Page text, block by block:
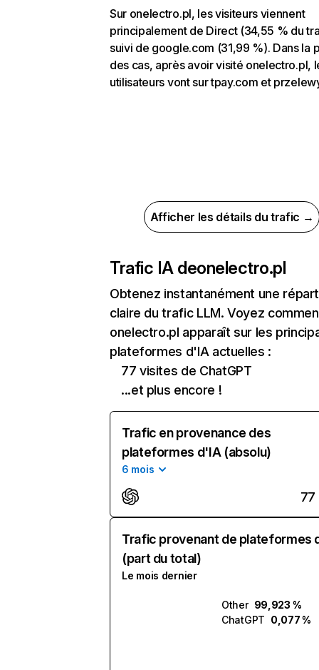
Sur onelectro.pl, les visiteurs viennent
principalement de Direct (34,55 % du
suivi de google.com (31,99 %). Dans la
des cas, après avoir visité onelectro.pl,
utilisateurs vont sur tpay.com et
Afficher les détails du trafic →
Trafic IA deonelectro.pl
Obtenez instantanément une
claire du trafic LLM. Voyez
onelectro.pl apparaît sur les
plateformes d'IA actuelles :
77 visites de ChatGPT
...et plus encore !
Trafic en provenance des
plateformes d'IA (absolu)
6 mois
77
Trafic provenant de plateformes
(part du total)
Le mois dernier
Other 99,923 %
ChatGPT 0,077 %